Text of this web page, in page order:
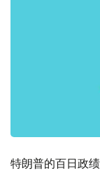
特朗普的百日政